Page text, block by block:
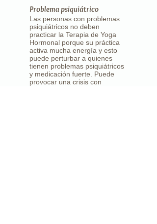
Problema psiquiátrico
Las personas con problemas
psiquiátricos no deben
practicar la Terapia de Yoga
Hormonal porque su práctica
activa mucha energía y esto
puede perturbar a quienes
tienen problemas psiquiátricos
y medicación fuerte. Puede
provocar una crisis con